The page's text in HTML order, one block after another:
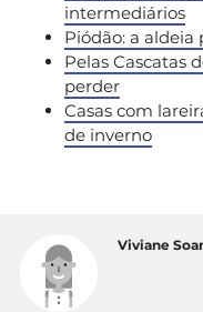
intermediários
Piódão: a
Pelas Cascatas
perder
Casas com
de inverno
Viviane